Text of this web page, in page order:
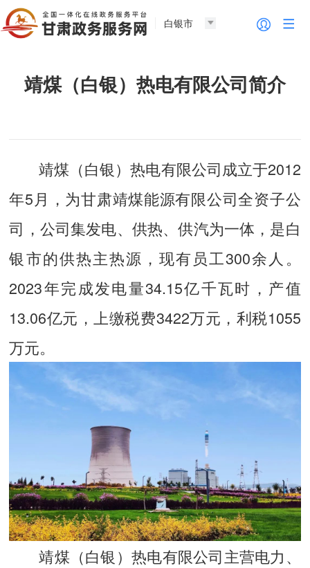
白银市
靖煤（白银）热电有限公司简介
靖煤（白银）热电有限公司成立于2012
年5月，为甘肃靖煤能源有限公司全资子公
司，公司集发电、供热、供汽为一体，是白
银市的供热主热源，现有员工300余人。
2023年完成发电量34.15亿千瓦时，产值
13.06亿元，上缴税费3422万元，利税1055
万元。
靖煤（白银）热电有限公司主营电力、